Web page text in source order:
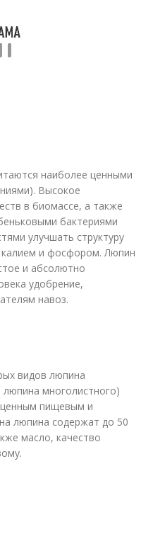
наиболее ценными
Высокое
в биомассе, а также
бактериями
улучшать структуру
и фосфором. Люпин
и абсолютно
удобрение,
навоз.
видов люпина
многолистного)
пищевым и
люпина содержат до 50
масло, качество